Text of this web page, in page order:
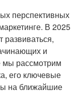
перспективных
В 2025
развиваться,
и
мы рассмотрим
его ключевые
на ближайшие